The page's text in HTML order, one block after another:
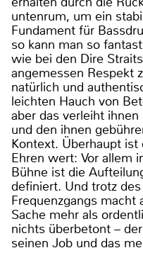
untenrum, um ein
Fundament für
so kann man so
wie bei den Dire
angemessen Respekt
natürlich und
leichten Hauch von
aber das verleiht
und den ihnen
Kontext. Überhaupt
Ehren wert: Vor allem
Bühne ist die
definiert. Und trotz
Frequenzgangs macht
Sache mehr als
nichts überbetont –
seinen Job und das